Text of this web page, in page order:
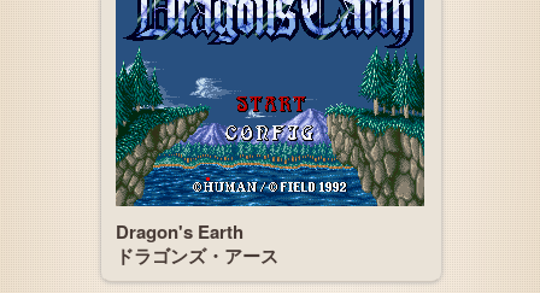
Dragon's Earth
ドラゴンズ・アース